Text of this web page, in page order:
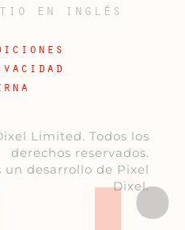
en inglés
Limited. Todos los
derechos reservados.
un desarrollo de Pixel
Dixel.